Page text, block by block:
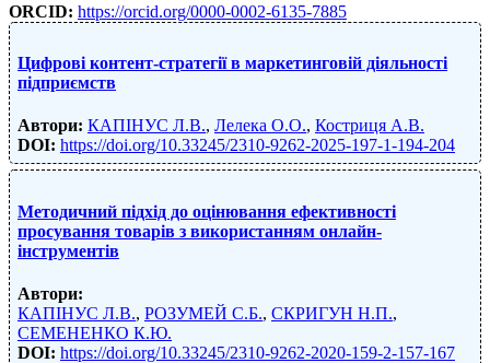
ORCID: https://orcid.org/0000-0002-6135-7885
Цифрові контент-стратегії в маркетинговій діяльності
підприємств
Автори: КАПІНУС Л.В., Лелека О.О., Костриця А.В.
DOI: https://doi.org/10.33245/2310-9262-2025-197-1-194-204
Методичний підхід до оцінювання ефективності
просування товарів з використанням онлайн-
інструментів
Автори:
КАПІНУС Л.В., РОЗУМЕЙ С.Б., СКРИГУН Н.П.,
СЕМЕНЕНКО К.Ю.
DOI: https://doi.org/10.33245/2310-9262-2020-159-2-157-167